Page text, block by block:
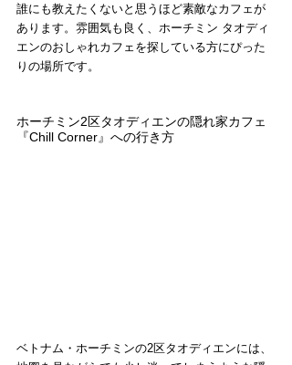
誰にも教えたくないと思うほど素敵なカフェが
あります。雰囲気も良く、ホーチミン タオディ
エンのおしゃれカフェを探している方にぴった
りの場所です。
ホーチミン2区タオディエンの隠れ家カフェ
『Chill Corner』への行き方
ベトナム・ホーチミンの2区タオディエンには、